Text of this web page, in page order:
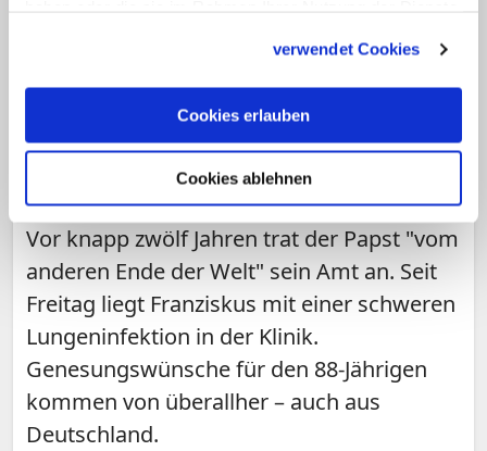
verwendet Cookies
Cookies erlauben
Cookies ablehnen
"Es bleibt für ihn noch viel zu tun"
Gebete und Genesungswünsche aus
aller Welt für Papst Franziskus
Vor knapp zwölf Jahren trat der Papst "vom
anderen Ende der Welt" sein Amt an. Seit
Freitag liegt Franziskus mit einer schweren
Lungeninfektion in der Klinik.
Genesungswünsche für den 88-Jährigen
kommen von überallher – auch aus
Deutschland.